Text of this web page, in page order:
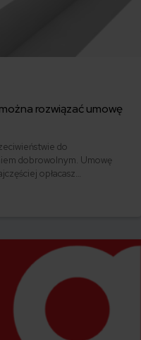
rozwiązać umowę
do
dobrowolnym. Umowę
opłacasz
w trakcie trwania